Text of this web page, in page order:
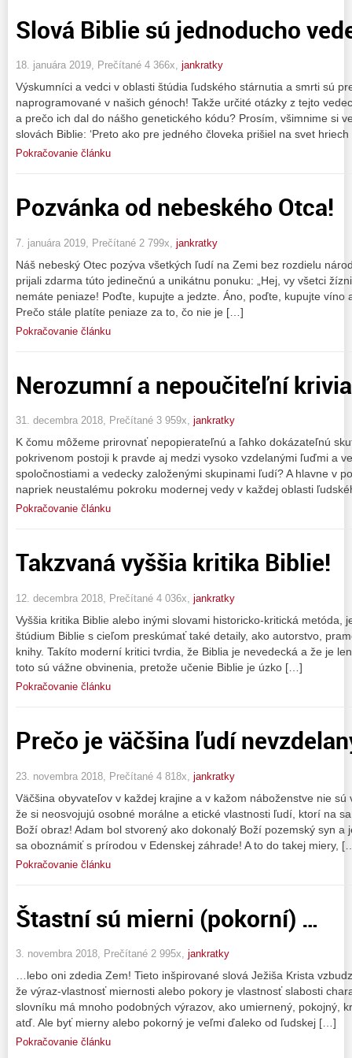
Slová Biblie sú jednoducho
18. januára 2019, Prečítané 4 366x, jankratky
Výskumníci a vedci v oblasti štúdia ľudského stárnutia a smrti sú
naprogramované v našich génoch! Takže určité otázky z tejto
a prečo ich dal do nášho genetického kódu? Prosím, všimnime si
slovách Biblie: ‘Preto ako pre jedného človeka prišiel na svet
Pokračovanie článku
Pozvánka od nebeského Otca!
7. januára 2019, Prečítané 2 799x, jankratky
Náš nebeský Otec pozýva všetkých ľudí na Zemi bez rozdielu
prijali zdarma túto jedinečnú a unikátnu ponuku: „Hej, vy všetci
nemáte peniaze! Poďte, kupujte a jedzte. Áno, poďte, kupujte víno
Prečo stále platíte peniaze za to, čo nie je […]
Pokračovanie článku
Nerozumní a nepoučiteľní
31. decembra 2018, Prečítané 3 959x, jankratky
K čomu môžeme prirovnať nepopierateľnú a ľahko dokázateľnú
pokrivenom postoji k pravde aj medzi vysoko vzdelanými ľuďmi a
spoločnostiami a vedecky založenými skupinami ľudí? A hlavne v
napriek neustalému pokroku modernej vedy v každej oblasti
Pokračovanie článku
Takzvaná vyššia kritika Biblie!
12. decembra 2018, Prečítané 4 036x, jankratky
Vyššia kritika Biblie alebo inými slovami historicko-kritická metóda,
štúdium Biblie s cieľom preskúmať také detaily, ako autorstvo,
knihy. Takíto moderní kritici tvrdia, že Biblia je nevedecká a že je
toto sú vážne obvinenia, pretože učenie Biblie je úzko […]
Pokračovanie článku
Prečo je väčšina ľudí
23. novembra 2018, Prečítané 4 818x, jankratky
Väčšina obyvateľov v každej krajine a v kažom náboženstve nie
že si neosvojujú osobné morálne a etické vlastnosti ľudí, ktorí na
Boží obraz! Adam bol stvorený ako dokonalý Boží pozemský syn a
sa oboznámiť s prírodou v Edenskej záhrade! A to do takej miery,
Pokračovanie článku
Štastní sú mierni (pokorní) …
3. novembra 2018, Prečítané 2 995x, jankratky
…lebo oni zdedia Zem! Tieto inšpirované slová Ježiša Krista
že výraz-vlastnosť miernosti alebo pokory je vlastnosť slabosti
slovníku má mnoho podobných výrazov, ako umiernený, pokojný,
atď. Ale byť mierny alebo pokorný je veľmi ďaleko od ľudskej […]
Pokračovanie článku